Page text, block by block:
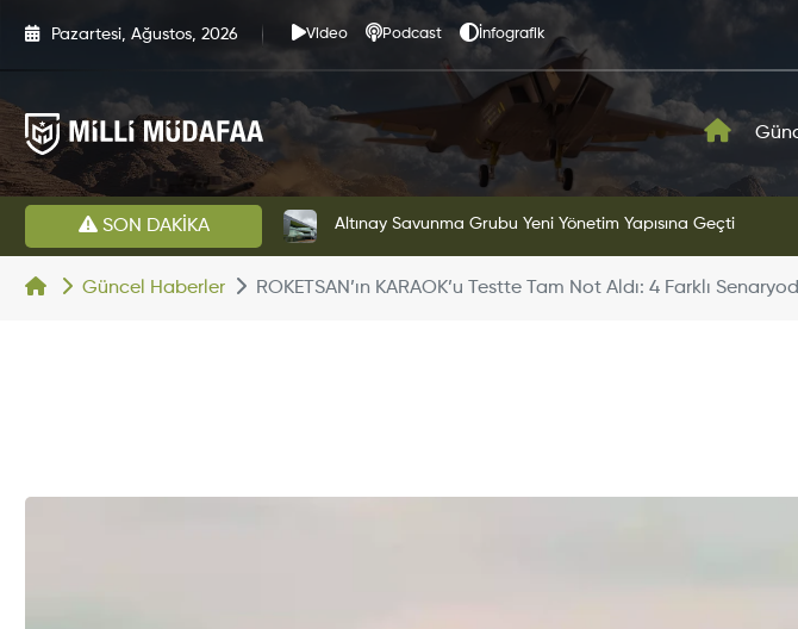
Pazartesi, Ağustos, 2026 Video Podcast İnfografik
SON DAKİKA Altınay Savunma Grubu Yeni Yönetim Yapısına Geçti
Güncel Haberler ROKETSAN’ın KARAOK’u Testte Tam Not Aldı: 4 Farklı